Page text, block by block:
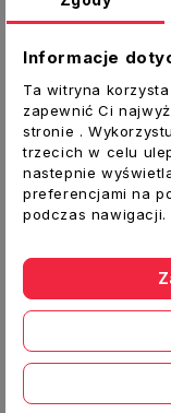
recepturze
samochodach
paliwa.
chłodnicze
wszystkich
termostatu,
rozrządu,
wymagana
wysokie
Sposób
Informacje
Ta witryna
zapewnić Ci
stronie .
trzecich w celu
nastepnie
preferencjami na
podczas nawigacji.